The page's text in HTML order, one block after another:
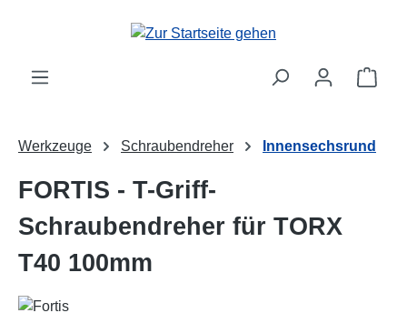
Zum Hauptinhalt springen
Werkzeuge Schraubendreher Innensechsrund
FORTIS - T-Griff-
Schraubendreher für TORX
T40 100mm